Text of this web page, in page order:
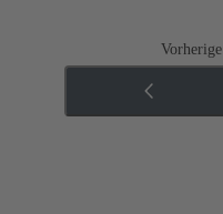
Vorherige